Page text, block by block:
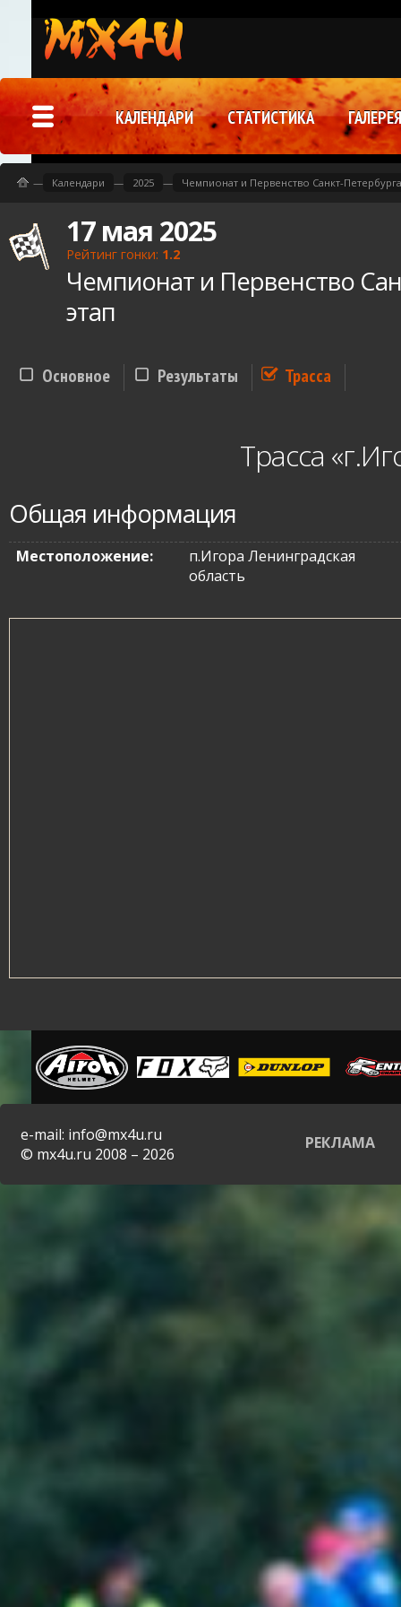
17 мая 2025
Рейтинг гонки: 1.2
Чемпионат и Первенство
этап
Основное Результаты Трасса
Трасса
Общая информация
Местоположение:
п.Игора Ленинградская
область
— Календари — 2025 — Чемпионат и Первенство Санкт-
КАЛЕНДАРИ СТАТИСТИКА ГАЛЕРЕЯ
e-mail: info@mx4u.ru
© mx4u.ru 2008 – 2026
РЕКЛАМА